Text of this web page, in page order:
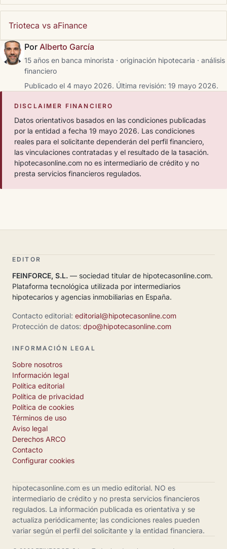
Trioteca vs aFinance
Por Alberto García
15 años en banca minorista · originación hipotecaria · análisis
financiero
Publicado el 4 mayo 2026. Última revisión: 19 mayo 2026.
DISCLAIMER FINANCIERO
Datos orientativos basados en las condiciones publicadas
por la entidad a fecha 19 mayo 2026. Las condiciones
reales para el solicitante dependerán del perfil financiero,
las vinculaciones contratadas y el resultado de la tasación.
hipotecasonline.com no es intermediario de crédito y no
presta servicios financieros regulados.
EDITOR
FEINFORCE, S.L. — sociedad titular de hipotecasonline.com.
Plataforma tecnológica utilizada por intermediarios
hipotecarios y agencias inmobiliarias en España.
Contacto editorial: editorial@hipotecasonline.com
Protección de datos: dpo@hipotecasonline.com
INFORMACIÓN LEGAL
Sobre nosotros
Información legal
Política editorial
Política de privacidad
Política de cookies
Términos de uso
Aviso legal
Derechos ARCO
Contacto
Configurar cookies
hipotecasonline.com es un medio editorial. NO es
intermediario de crédito y no presta servicios financieros
regulados. La información publicada es orientativa y se
actualiza periódicamente; las condiciones reales pueden
variar según el perfil del solicitante y la entidad financiera.